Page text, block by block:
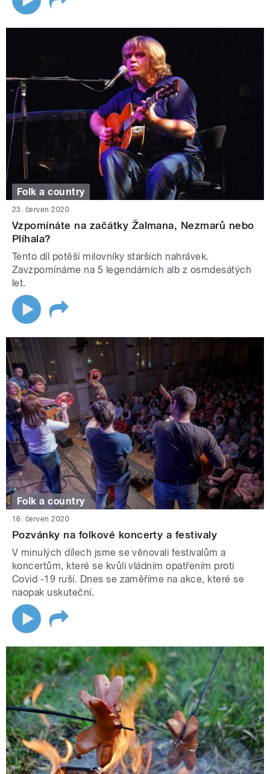
Folk a country
23. červen 2020
Vzpomínáte na začátky Žalmana, Nezmarů nebo
Plíhala?
Tento díl potěší milovníky starších nahrávek.
Zavzpomínáme na 5 legendárních alb z osmdesátých
let.
Folk a country
16. červen 2020
Pozvánky na folkové koncerty a festivaly
V minulých dílech jsme se věnovali festivalům a
koncertům, které se kvůli vládním opatřením proti
Covid -19 ruší. Dnes se zaměříme na akce, které se
naopak uskuteční.